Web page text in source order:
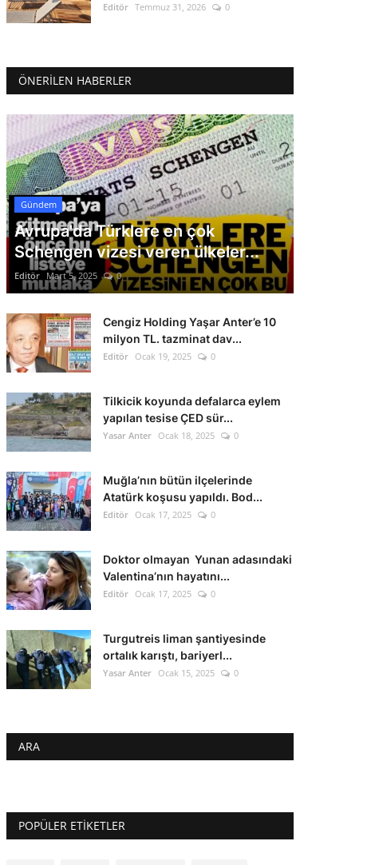
Editör Temmuz 31, 2026 0
ÖNERILEN HABERLER
Gündem
Avrupa'da Türklere en çok
Schengen vizesi veren ülkeler...
Editör Mart 5, 2025 0
Cengiz Holding Yaşar Anter’e 10
milyon TL. tazminat dav...
Editör Ocak 19, 2025 0
Tilkicik koyunda defalarca eylem
yapılan tesise ÇED sür...
Yasar Anter Ocak 18, 2025 0
Muğla’nın bütün ilçelerinde
Atatürk koşusu yapıldı. Bod...
Editör Ocak 17, 2025 0
Doktor olmayan Yunan adasındaki
Valentina’nın hayatını...
Editör Ocak 17, 2025 0
Turgutreis liman şantiyesinde
ortalık karıştı, bariyerl...
Yasar Anter Ocak 15, 2025 0
ARA
POPÜLER ETIKETLER